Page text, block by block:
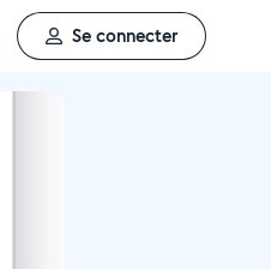
Se connecter